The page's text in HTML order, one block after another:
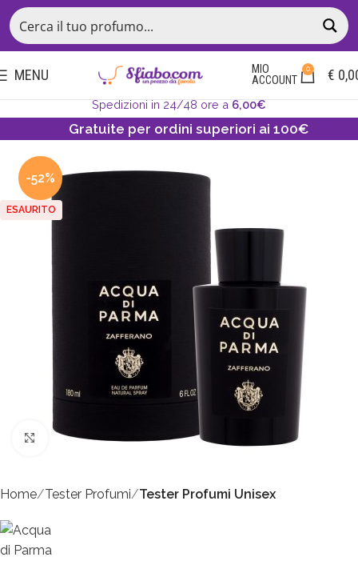
MENU
MIO
ACCOUNT
0 €
Spedizioni in 24/48 ore a6,00€
Gratuite per ordini superiori ai 100€
-52%
ESAURITO
Click to enlarge
Home Tester Profumi Tester Profumi Unisex